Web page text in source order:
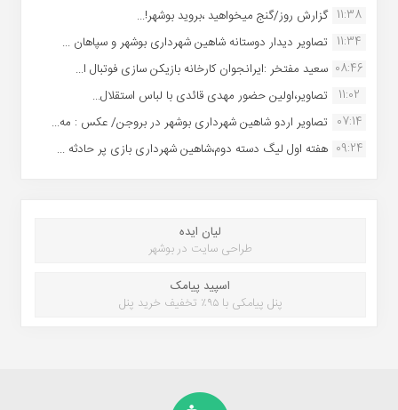
11:38 گزارش روز/گنج میخواهید ،بروید بوشهر!...
11:34 تصاویر دیدار دوستانه شاهین شهردارى بوشهر و سپاهان ...
08:46 سعید مفتخر :ایرانجوان کارخانه بازیکن سازی فوتبال ا...
11:02
تصاویر،اولین حضور مهدی قائدی با لباس استقلال...
07:14 تصاویر اردو شاهین شهرداری بوشهر در بروجن/ عکس : مه...
09:24 هفته اول لیگ دسته دوم،شاهین شهرداری بازی پر حادثه ...
لیان ایده
طراحی سایت در بوشهر
اسپید پیامک
پنل پیامکی با ۹۵٪ تخفیف خرید پنل